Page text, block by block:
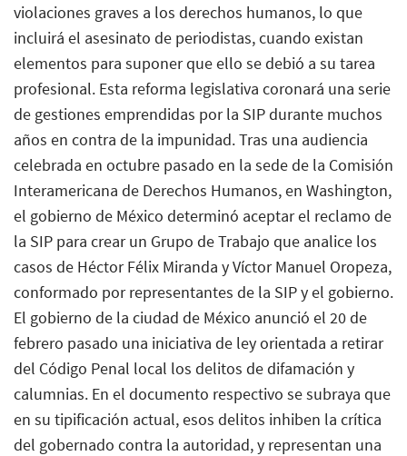
violaciones graves a los derechos humanos, lo que
incluirá el asesinato de periodistas, cuando existan
elementos para suponer que ello se debió a su tarea
profesional. Esta reforma legislativa coronará una serie
de gestiones emprendidas por la SIP durante muchos
años en contra de la impunidad. Tras una audiencia
celebrada en octubre pasado en la sede de la Comisión
Interamericana de Derechos Humanos, en Washington,
el gobierno de México determinó aceptar el reclamo de
la SIP para crear un Grupo de Trabajo que analice los
casos de Héctor Félix Miranda y Víctor Manuel Oropeza,
conformado por representantes de la SIP y el gobierno.
El gobierno de la ciudad de México anunció el 20 de
febrero pasado una iniciativa de ley orientada a retirar
del Código Penal local los delitos de difamación y
calumnias. En el documento respectivo se subraya que
en su tipificación actual, esos delitos inhiben la crítica
del gobernado contra la autoridad, y representan una